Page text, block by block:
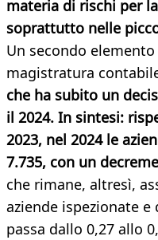
materia di rischi per
soprattutto nelle
Un secondo
magistratura
che ha subito un
il 2024. In sintesi:
2023, nel 2024 le
7.735, con un
che rimane, altresì,
aziende ispezionate
passa dallo 0,27 allo